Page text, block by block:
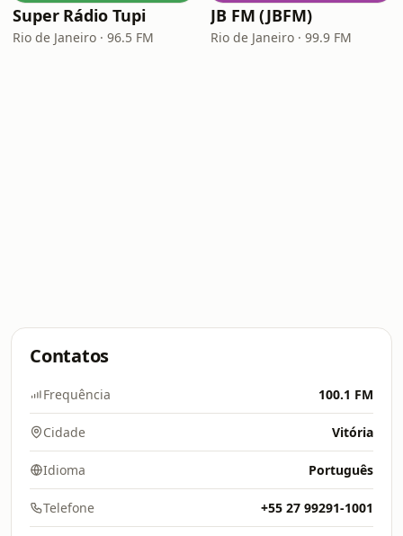
Super Rádio Tupi
Rio de Janeiro · 96.5 FM
JB FM (JBFM)
Rio de Janeiro · 99.9 FM
Contatos
Frequência 100.1 FM
Cidade Vitória
Idioma Português
Telefone +55 27 99291-1001